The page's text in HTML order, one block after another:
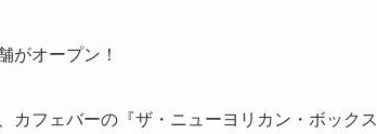
がオープン！
カフェバーの『ザ・ニューヨリカン・ボックス